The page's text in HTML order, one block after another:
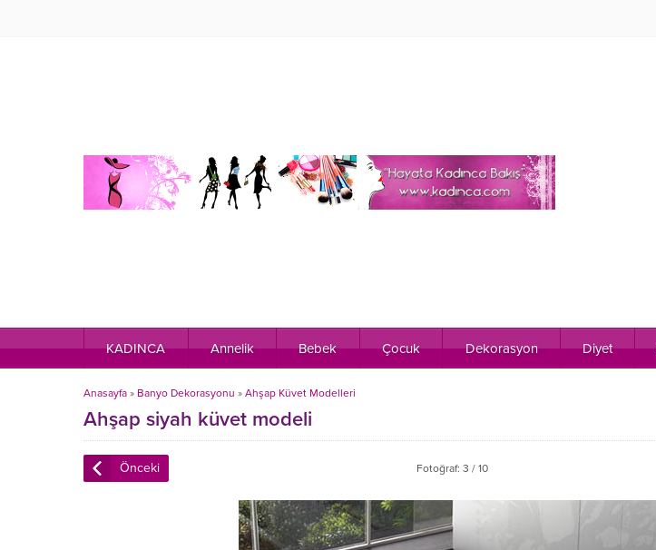
KADINCA Annelik Bebek Çocuk Dekorasyon Diyet
Anasayfa » Banyo Dekorasyonu » Ahşap Küvet Modelleri
Ahşap siyah küvet modeli
Önceki Fotoğraf: 3 / 10